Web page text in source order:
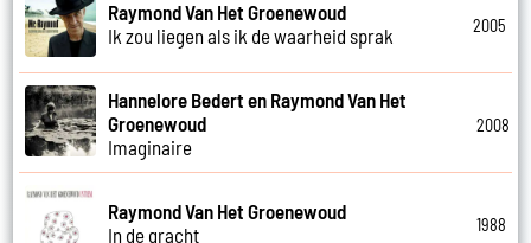
Raymond Van Het Groenewoud
Ik zou liegen als ik de waarheid sprak
2005
Hannelore Bedert en Raymond Van Het
Groenewoud
Imaginaire
2008
Raymond Van Het Groenewoud
In de gracht
1988